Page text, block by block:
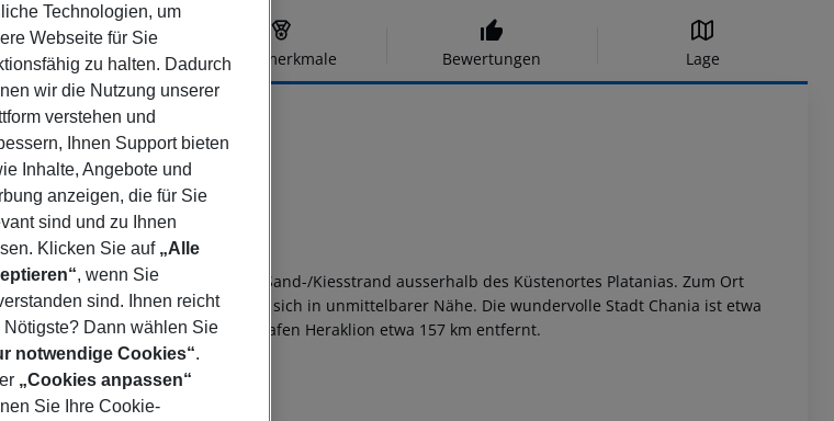
Hotelmerkmale Bewertungen Lage
Resort
4
Hotel mit direkte Strandlage!
befindet sich direkt am langen Sand-/Kiesstrand ausserhalb des Küstenortes Platanias. Zum Ort
200 m und ein Supermarkt befindet sich in unmittelbarer Nähe. Die wundervolle Stadt Chania ist etwa
Chania ist etwa 30 km und Flughafen Heraklion etwa 157 km entfernt.
Technologien, um
Webseite für Sie
zu halten. Dadurch
wir die Nutzung unserer
verstehen und
Ihnen Support bieten
Inhalte, Angebote und
anzeigen, die für Sie
sind und zu Ihnen
Klicken Sie auf „Alle
, wenn Sie
sind. Ihnen reicht
Nötigste? Dann wählen Sie
notwendige Cookies“.
„Cookies anpassen“
Sie Ihre Cookie-